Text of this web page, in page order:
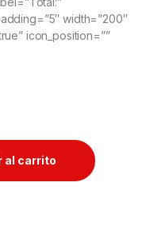
width=”200″
icon_position=””
al carrito